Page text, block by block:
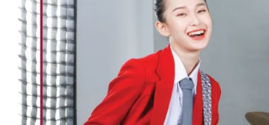
Data Visualization (Trực Quan Hóa Dữ Liệu)
Data System (Quản Trị Dữ Liệu)
Chuyên Viên Lập Trình (Full Stack)
Chuyên Viên Lập Trình Website (Full Stack)
Chuyên Viên Lập Trình Mobile (Full Stack)
Software Testing
Trọn Bộ Công Cụ AI Văn Phòng
Trọn Bộ Công Cụ AI Ứng Dụng Giảng Dạy
Lập Trình Cho Trẻ Em
Tin Học Ứng Dụng
Thiết Kế (Design)